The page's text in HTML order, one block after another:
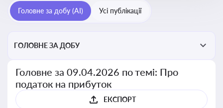
звітність для бізнесу, бухгалтерів і юристів
Головне за добу (AI) Усі публікації
ГОЛОВНЕ ЗА ДОБУ
Головне за 09.04.2026 по темі: Про
податок на прибуток
ЕКСПОРТ